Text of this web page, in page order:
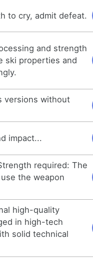
to cry, admit defeat.
and strength
ski properties and
versions without
impact...
required: The
the weapon
high-quality
in high-tech
solid technical